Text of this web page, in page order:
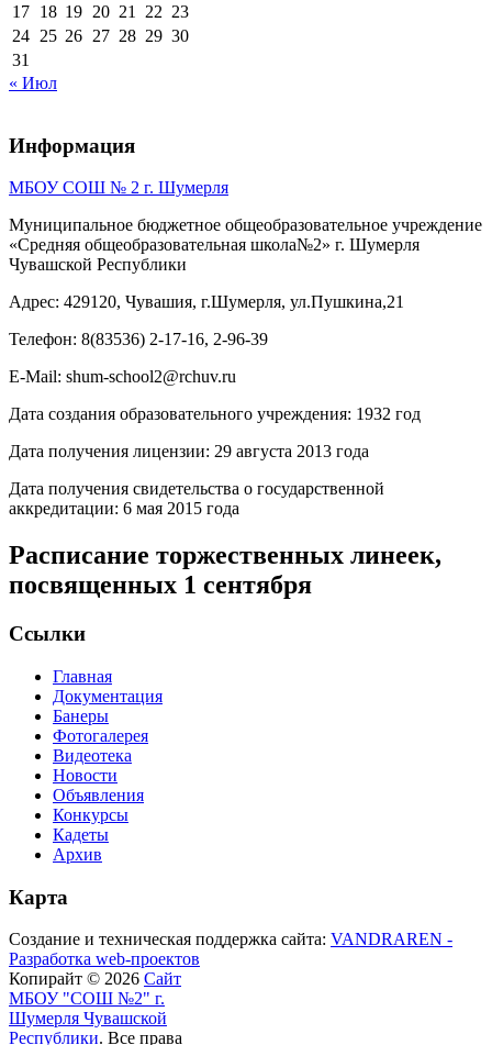
17 18 19 20 21 22 23
24 25 26 27 28 29 30
31
« Июл
Информация
МБОУ СОШ № 2 г. Шумерля
Муниципальное бюджетное общеобразовательное учреждение
«Средняя общеобразовательная школа№2» г. Шумерля
Чувашской Республики
Адрес: 429120, Чувашия, г.Шумерля, ул.Пушкина,21
Телефон: 8(83536) 2-17-16, 2-96-39
E-Mail: shum-school2@rchuv.ru
Дата создания образовательного учреждения: 1932 год
Дата получения лицензии: 29 августа 2013 года
Дата получения свидетельства о государственной
аккредитации: 6 мая 2015 года
Расписание торжественных линеек,
посвященных 1 сентября
Ссылки
Главная
Документация
Банеры
Фотогалерея
Видеотека
Новости
Объявления
Конкурсы
Кадеты
Архив
Карта
Создание и техническая поддержка сайта: VANDRAREN -
Разработка web-проектов
Копирайт © 2026 Сайт
МБОУ "СОШ №2" г.
Шумерля Чувашской
Республики. Все права